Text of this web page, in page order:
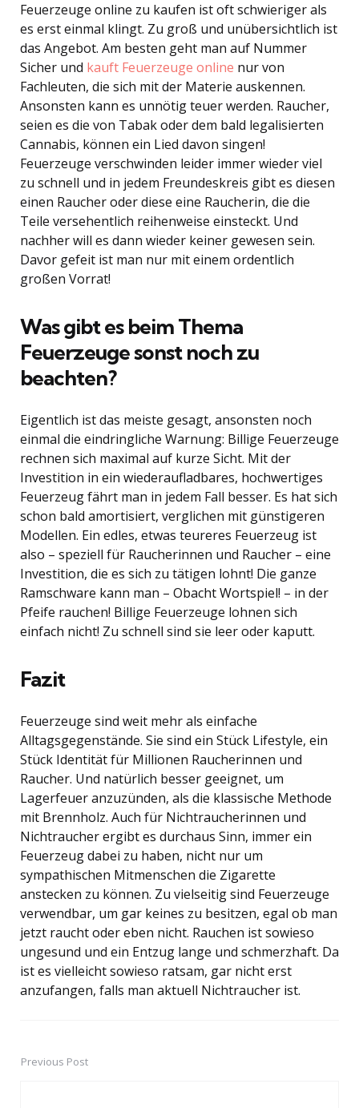
Feuerzeuge online zu kaufen ist oft schwieriger als
es erst einmal klingt. Zu groß und unübersichtlich ist
das Angebot. Am besten geht man auf Nummer
Sicher und kauft Feuerzeuge online nur von
Fachleuten, die sich mit der Materie auskennen.
Ansonsten kann es unnötig teuer werden. Raucher,
seien es die von Tabak oder dem bald legalisierten
Cannabis, können ein Lied davon singen!
Feuerzeuge verschwinden leider immer wieder viel
zu schnell und in jedem Freundeskreis gibt es diesen
einen Raucher oder diese eine Raucherin, die die
Teile versehentlich reihenweise einsteckt. Und
nachher will es dann wieder keiner gewesen sein.
Davor gefeit ist man nur mit einem ordentlich
großen Vorrat!
Was gibt es beim Thema
Feuerzeuge sonst noch zu
beachten?
Eigentlich ist das meiste gesagt, ansonsten noch
einmal die eindringliche Warnung: Billige Feuerzeuge
rechnen sich maximal auf kurze Sicht. Mit der
Investition in ein wiederaufladbares, hochwertiges
Feuerzeug fährt man in jedem Fall besser. Es hat sich
schon bald amortisiert, verglichen mit günstigeren
Modellen. Ein edles, etwas teureres Feuerzeug ist
also – speziell für Raucherinnen und Raucher – eine
Investition, die es sich zu tätigen lohnt! Die ganze
Ramschware kann man – Obacht Wortspiel! – in der
Pfeife rauchen! Billige Feuerzeuge lohnen sich
einfach nicht! Zu schnell sind sie leer oder kaputt.
Fazit
Feuerzeuge sind weit mehr als einfache
Alltagsgegenstände. Sie sind ein Stück Lifestyle, ein
Stück Identität für Millionen Raucherinnen und
Raucher. Und natürlich besser geeignet, um
Lagerfeuer anzuzünden, als die klassische Methode
mit Brennholz. Auch für Nichtraucherinnen und
Nichtraucher ergibt es durchaus Sinn, immer ein
Feuerzeug dabei zu haben, nicht nur um
sympathischen Mitmenschen die Zigarette
anstecken zu können. Zu vielseitig sind Feuerzeuge
verwendbar, um gar keines zu besitzen, egal ob man
jetzt raucht oder eben nicht. Rauchen ist sowieso
ungesund und ein Entzug lange und schmerzhaft. Da
ist es vielleicht sowieso ratsam, gar nicht erst
anzufangen, falls man aktuell Nichtraucher ist.
PostPrevious Post